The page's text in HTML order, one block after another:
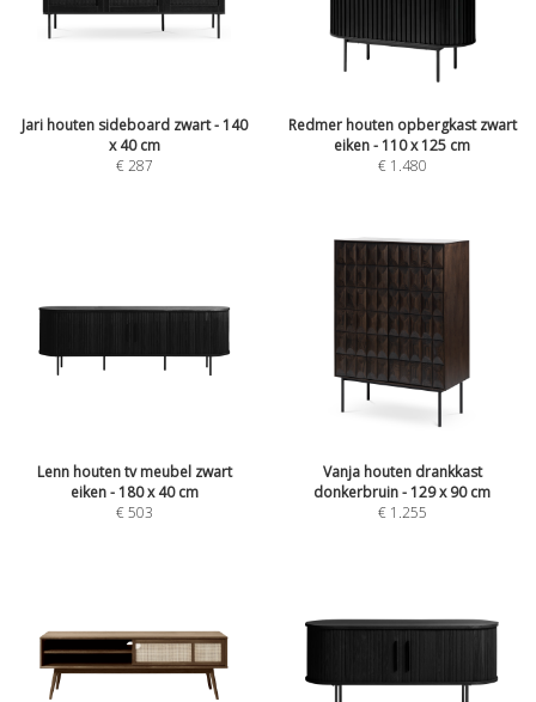
Jari houten sideboard zwart - 140
x 40 cm
€287
Redmer houten opbergkast zwart
eiken - 110 x 125 cm
€ 1.480
Lenn houten tv meubel zwart
eiken - 180 x 40 cm
€503
Vanja houten drankkast
donkerbruin - 129 x 90 cm
€ 1.255